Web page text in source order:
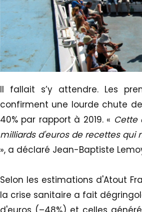
Il fallait s’y attendre. Les
confirment une lourde chute
40% par rapport à 2019. « Cette
milliards d'euros de recettes
», a déclaré Jean-Baptiste
Selon les estimations d'Atout
la crise sanitaire a fait